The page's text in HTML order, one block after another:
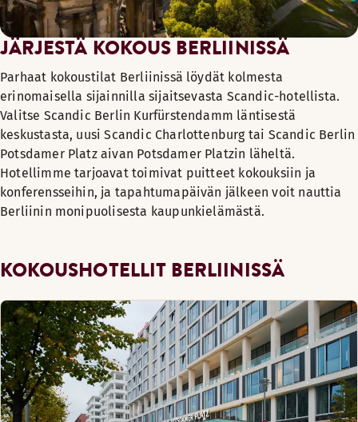
JÄRJESTÄ KOKOUS BERLIINISSÄ
Parhaat kokoustilat Berliinissä löydät kolmesta
erinomaisella sijainnilla sijaitsevasta Scandic-hotellista.
Valitse Scandic Berlin Kurfürstendamm läntisestä
keskustasta, uusi Scandic Charlottenburg tai Scandic Berlin
Potsdamer Platz aivan Potsdamer Platzin läheltä.
Hotellimme tarjoavat toimivat puitteet kokouksiin ja
konferensseihin, ja tapahtumapäivän jälkeen voit nauttia
Berliinin monipuolisesta kaupunkielämästä.
KOKOUSHOTELLIT BERLIINISSÄ